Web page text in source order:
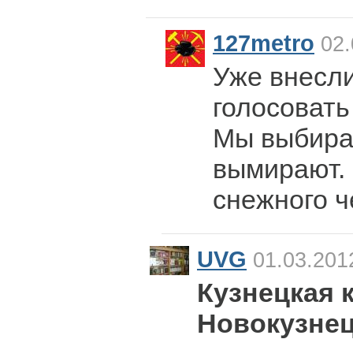
127metro
Уже
Мы
вымирают.
снежного
UVG
Кузнецкая